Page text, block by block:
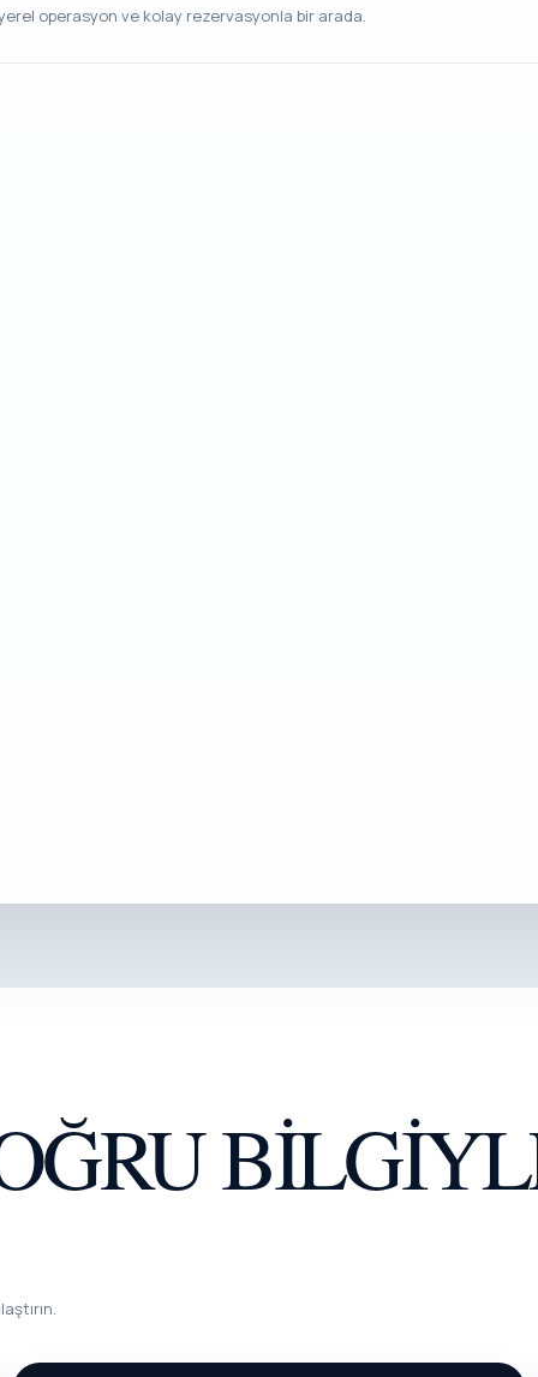
operasyon ve kolay rezervasyonla bir arada.